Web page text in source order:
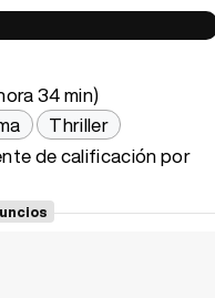
34 min)
Thriller
de calificación por